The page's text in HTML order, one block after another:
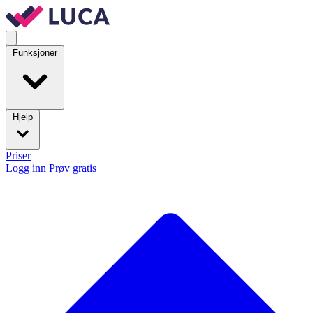
Funksjoner
Hjelp
Priser
Logg inn Prøv gratis